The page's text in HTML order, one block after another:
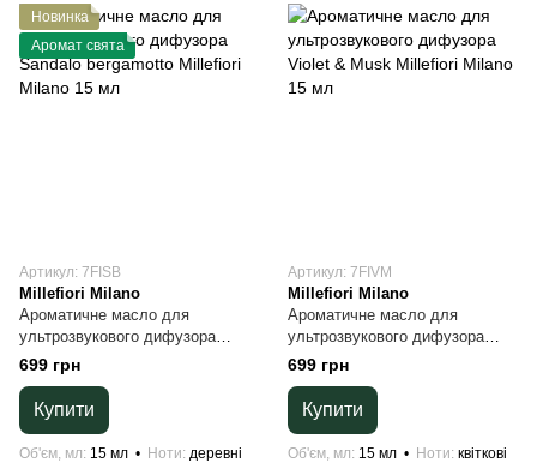
Новинка
Аромат свята
Артикул: 7FISB
Millefiori Milano
Ароматичне масло для
ультрозвукового дифузора
Sandalo bergamotto Millefiori
Milano 15 мл
699 грн
Купити
Об'єм, мл 15 мл Ноти деревні
Артикул: 7FIVM
Millefiori Milano
Ароматичне масло для
ультрозвукового дифузора
Violet & Musk Millefiori Milano
699 грн
Купити
Об'єм, мл 15 мл Ноти квіткові